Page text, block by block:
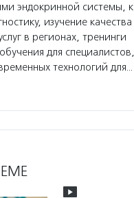
эндокринной системы,
изучение качества
в регионах, тренинги
для специалистов,
технологий для…